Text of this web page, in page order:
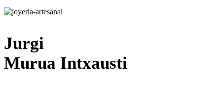
Jurgi
Murua Intxausti